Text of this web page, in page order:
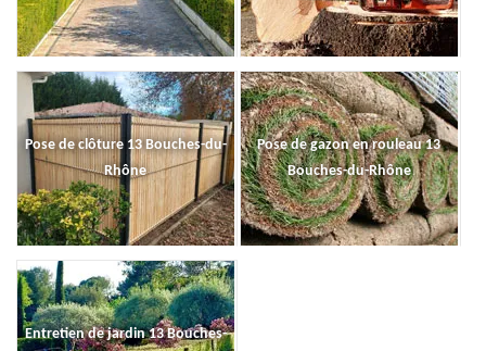
Pose de clôture 13 Bouches-du-
Rhône
Pose de gazon en rouleau 13
Bouches-du-Rhône
Entretien de jardin 13 Bouches-